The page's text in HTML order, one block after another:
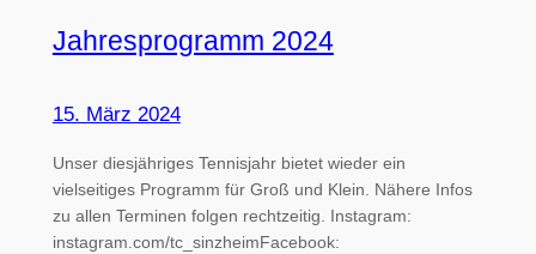
Jahresprogramm 2024
15. März 2024
Unser diesjähriges Tennisjahr bietet wieder ein
vielseitiges Programm für Groß und Klein. Nähere Infos
zu allen Terminen folgen rechtzeitig. Instagram:
instagram.com/tc_sinzheimFacebook: